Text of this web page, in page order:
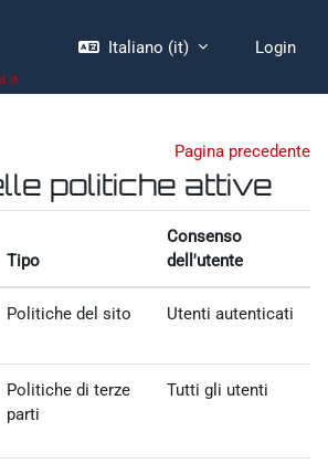
Italiano ‎(it)‎ Login
Pagina precedente
politiche attive
Tipo
Consenso
dell'utente
Politiche del sito Utenti autenticati
Politiche di terze
parti
Tutti gli utenti